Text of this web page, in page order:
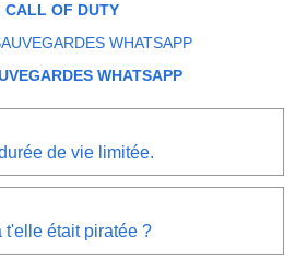
CALL OF DUTY
WHATSAPP
de vie limitée.
t'elle était piratée ?